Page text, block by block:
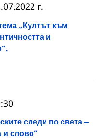
„Култът към
и
г.
следи по света –
и слово“